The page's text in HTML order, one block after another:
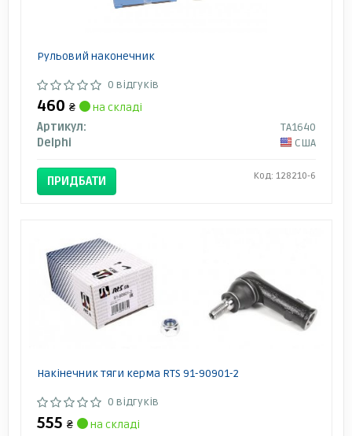
Рульовий наконечник
0 відгуків
460 ₴
на складі
Артикул:
TA1640
Delphi
США
ПРИДБАТИ Код: 128210-6
Накінечник тяги керма RTS 91-90901-2
0 відгуків
555 ₴
на складі